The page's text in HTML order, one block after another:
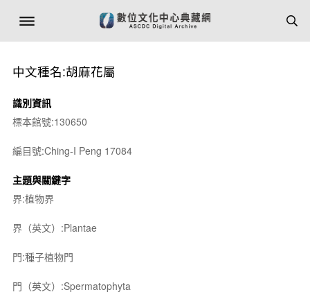
中文種名:胡麻花屬
識別資訊
標本館號:130650
編目號:Ching-I Peng 17084
主題與關鍵字
界:植物界
界（英文）:Plantae
門:種子植物門
門（英文）:Spermatophyta